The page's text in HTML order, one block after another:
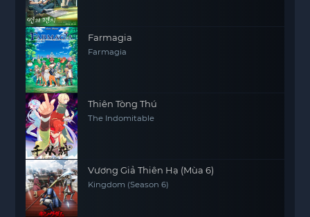
Farmagia
Farmagia
Thiên Tòng Thú
The Indomitable
Vương Giả Thiên Hạ (Mùa 6)
Kingdom (Season 6)